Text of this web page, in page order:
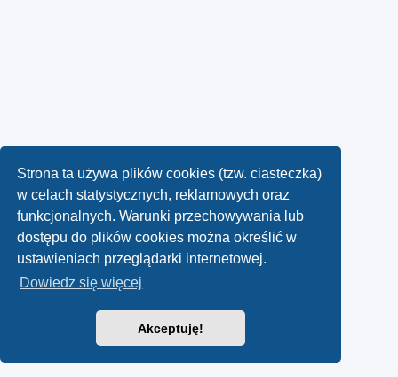
Strona ta używa plików cookies (tzw. ciasteczka)
w celach statystycznych, reklamowych oraz
funkcjonalnych. Warunki przechowywania lub
dostępu do plików cookies można określić w
ustawieniach przeglądarki internetowej.
Dowiedz się więcej
Akceptuję!